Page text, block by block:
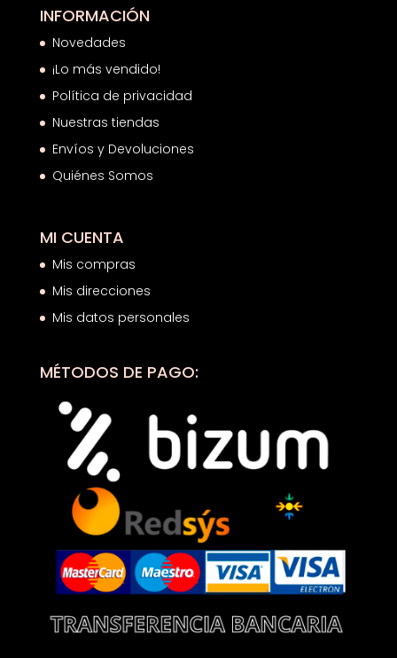
INFORMACIÓN
Novedades
¡Lo más vendido!
Política de privacidad
Nuestras tiendas
Envíos y Devoluciones
Quiénes Somos
MI CUENTA
Mis compras
Mis direcciones
Mis datos personales
MÉTODOS DE PAGO: